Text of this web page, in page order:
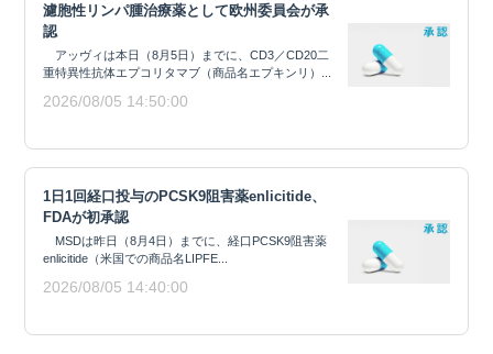
濾胞性リンパ腫治療薬として欧州委員会が承
認
アッヴィは本日（8月5日）までに、CD3／CD20二
重特異性抗体エプコリタマブ（商品名エプキンリ）...
2026/08/05 14:50:00
1日1回経口投与のPCSK9阻害薬enlicitide、
FDAが初承認
MSDは昨日（8月4日）までに、経口PCSK9阻害薬
enlicitide（米国での商品名LIPFE...
2026/08/05 14:40:00